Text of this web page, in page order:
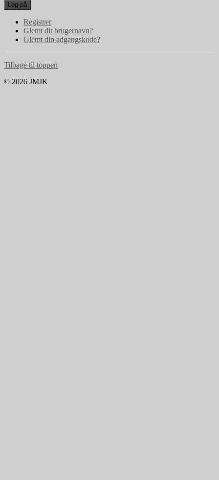
Log på
Registrer
Glemt dit brugernavn?
Glemt din adgangskode?
Tilbage til toppen
© 2026 JMJK